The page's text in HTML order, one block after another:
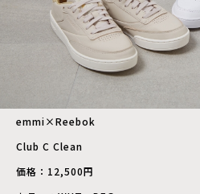
emmi×Reebok
Club C Clean
価格：12,500円